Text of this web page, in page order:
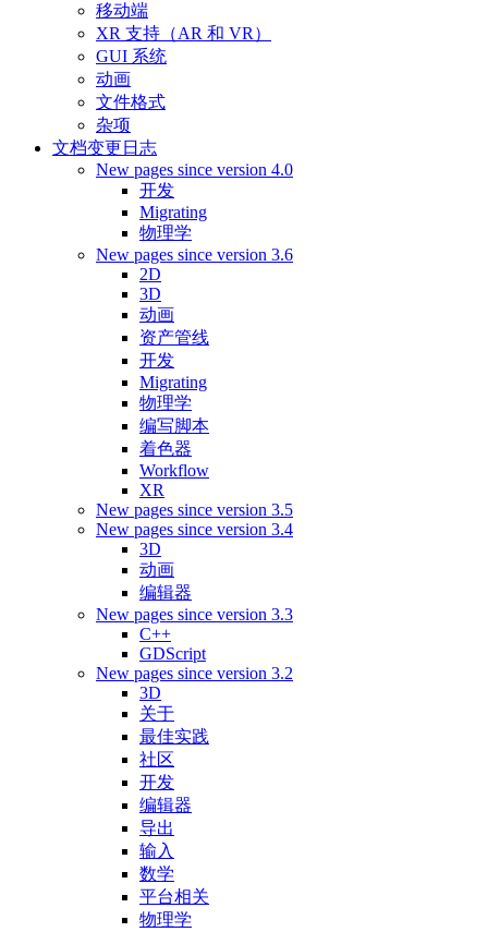
移动端
XR 支持（AR 和 VR）
GUI 系统
动画
文件格式
杂项
文档变更日志
New pages since version 4.0
开发
Migrating
物理学
New pages since version 3.6
2D
3D
动画
资产管线
开发
Migrating
物理学
编写脚本
着色器
Workflow
XR
New pages since version 3.5
New pages since version 3.4
3D
动画
编辑器
New pages since version 3.3
C++
GDScript
New pages since version 3.2
3D
关于
最佳实践
社区
开发
编辑器
导出
输入
数学
平台相关
物理学